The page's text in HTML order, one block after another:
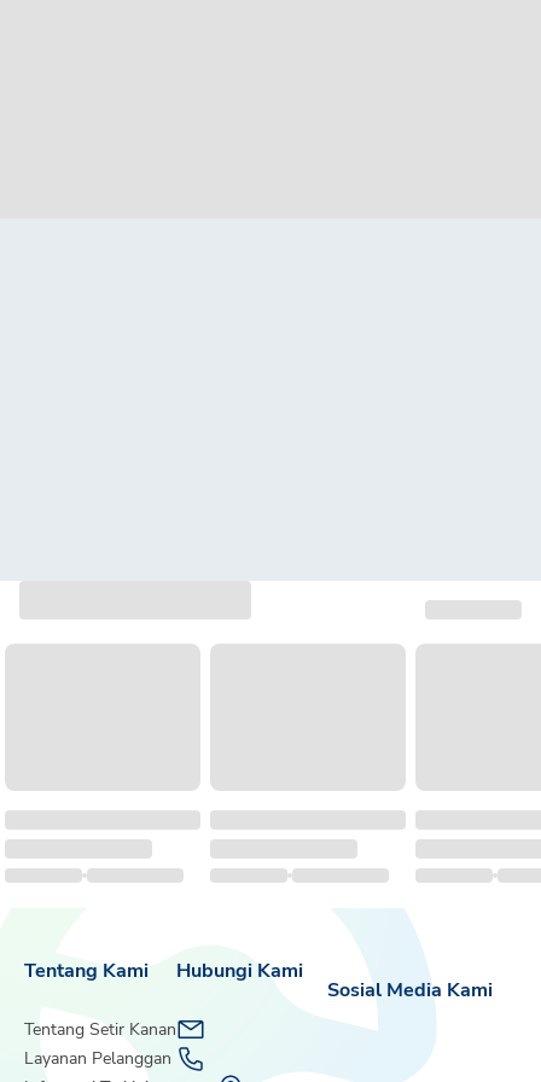
Tentang Kami
Tentang Setir Kanan
Layanan Pelanggan
Sosial Media Kami
Hubungi Kami